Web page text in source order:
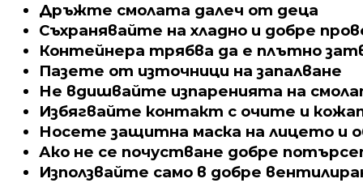
Дръжте смолата далеч от деца
Съхранявайте на хладно и добре
Контейнера трябва да е плътно
Пазете от източници на запалване
Не вдишвайте изпаренията на
Избягвайте контакт с очите и
Носете защитна маска на лицето и
Ако не се почустване добре
Използвайте само в добре